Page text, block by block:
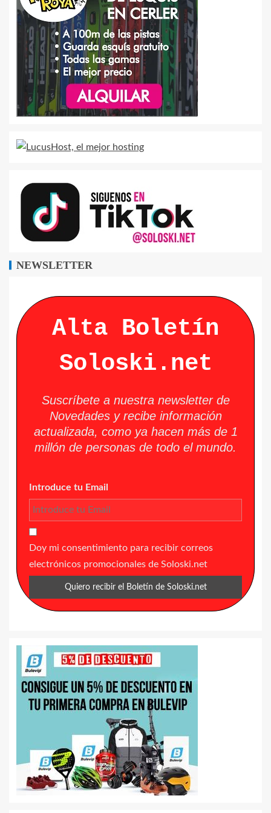
NEWSLETTER
Alta Boletín
Soloski.net
Suscríbete a nuestra newsletter de
Novedades y recibe información
actualizada, como ya hacen más de 1
millón de personas de todo el mundo.
Introduce tu Email
Doy mi consentimiento para recibir correos
electrónicos promocionales de Soloski.net